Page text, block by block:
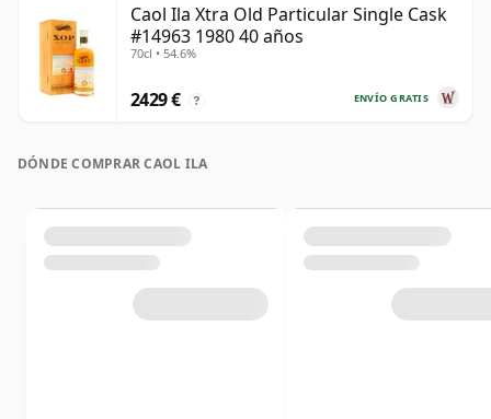
Caol Ila Xtra Old Particular Single Cask
#14963 1980 40 años
70cl • 54.6%
ENVÍO GRATIS
2429 € ?
DÓNDE COMPRAR CAOL ILA